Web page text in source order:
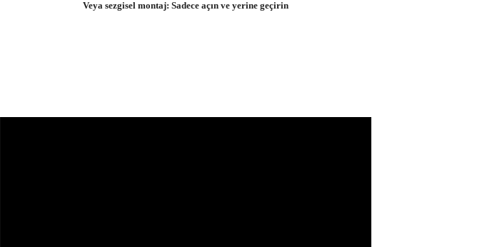
Veya sezgisel montaj: Sadece açın ve yerine geçirin